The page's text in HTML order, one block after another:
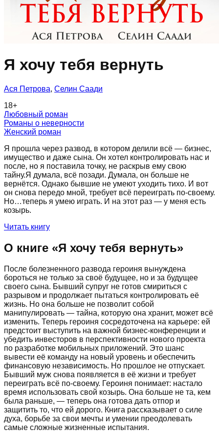
Я хочу тебя вернуть
Ася Петрова, Селин Саади
18+
Любовный роман
Романы о неверности
Женский роман
Я прошла через развод, в котором делили всё — бизнес,
имущество и даже сына. Он хотел контролировать нас и
после, но я поставила точку, не раскрыв ему свою
тайну.Я думала, всё позади. Думала, он больше не
вернётся. Однако бывшие не умеют уходить тихо. И вот
он снова передо мной, требует всё переиграть по-своему.
Но…теперь я умею играть. И на этот раз — у меня есть
козырь.
Читать книгу
О книге «Я хочу тебя вернуть»
После болезненного развода героиня вынуждена
бороться не только за своё будущее, но и за будущее
своего сына. Бывший супруг не готов смириться с
разрывом и продолжает пытаться контролировать её
жизнь. Но она больше не позволит собой
манипулировать — тайна, которую она хранит, может всё
изменить. Теперь героиня сосредоточена на карьере: ей
предстоит выступить на важной бизнес-конференции и
убедить инвесторов в перспективности нового проекта
по разработке мобильных приложений. Это шанс
вывести её команду на новый уровень и обеспечить
финансовую независимость. Но прошлое не отпускает.
Бывший муж снова появляется в её жизни и требует
переиграть всё по-своему. Героиня понимает: настало
время использовать свой козырь. Она больше не та, кем
была раньше, — теперь она готова дать отпор и
защитить то, что ей дорого. Книга рассказывает о силе
духа, борьбе за свои мечты и умении преодолевать
самые сложные жизненные испытания.